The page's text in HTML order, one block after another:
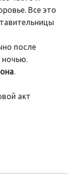
Все это
после
акт